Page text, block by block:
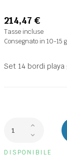
214,47 €
Tasse incluse
Consegnato in 10-15
Set 14 bordi playa
DISPONIBILE